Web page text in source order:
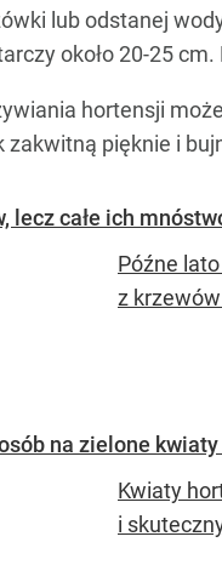
lub odstanej
około 20-25
hortensji
zakwitną pięknie i
lecz całe ich
Późne
z
na zielone
Kwiaty
i